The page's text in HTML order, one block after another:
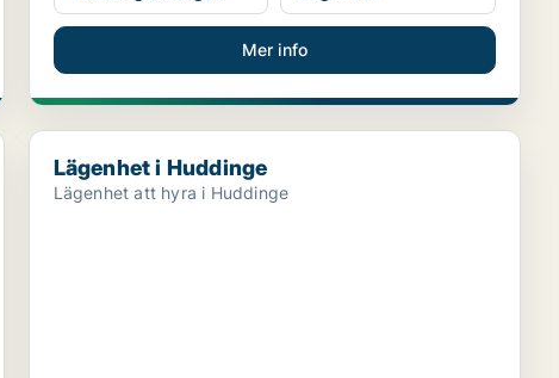
Mer info
Lägenhet i Huddinge
Lägenhet i Huddinge
Lägenhet att hyra i Huddinge